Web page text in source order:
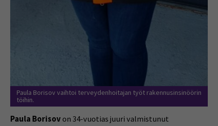
Paula Borisov vaihtoi terveydenhoitajan työt rakennusinsinöörin
töihin.
Paula Borisovon 34-vuotias juuri valmistunut